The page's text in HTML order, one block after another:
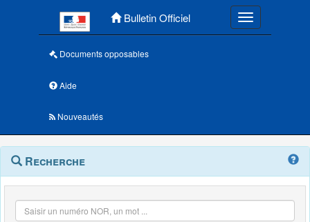
Bulletin Officiel Toggle
Documents opposables
Aide
Nouveautés
Navigation
outils
Menu
contextuel
Recherche